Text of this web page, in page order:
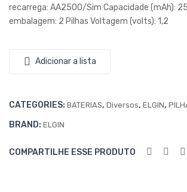
recarrega: AA2500/Sim Capacidade (mAh):
embalagem: 2 Pilhas Voltagem (volts): 1,2
Adicionar a lista
CATEGORIES: BATERIAS, Diversos, ELGIN,
BRAND: ELGIN
COMPARTILHE ESSE PRODUTO